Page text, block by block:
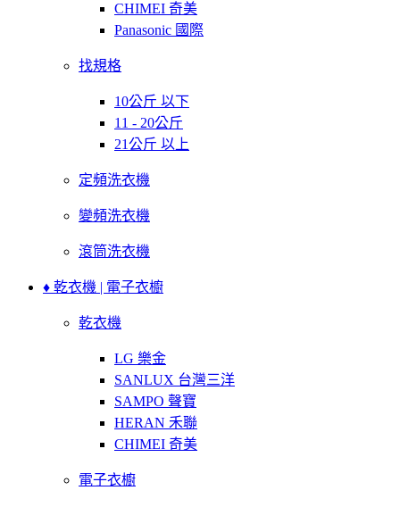
CHIMEI 奇美
Panasonic 國際
找規格
10公斤 以下
11 - 20公斤
21公斤 以上
定頻洗衣機
變頻洗衣機
滾筒洗衣機
♦ 乾衣機 | 電子衣櫥
乾衣機
LG 樂金
SANLUX 台灣三洋
SAMPO 聲寶
HERAN 禾聯
CHIMEI 奇美
電子衣櫥